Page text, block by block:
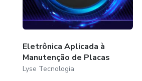
Eletrônica Aplicada à
Manutenção de Placas
Lyse Tecnologia